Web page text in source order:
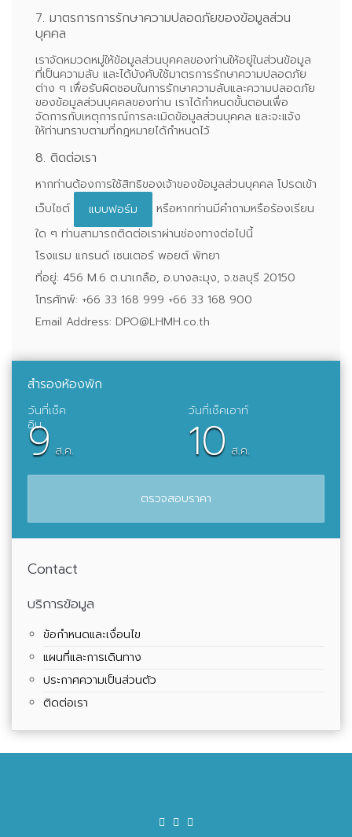
7. มาตรการการรักษาความปลอดภัยของข้อมูลส่วน
บุคคล
เราจัดหมวดหมู่ให้ข้อมูลส่วนบุคคลของท่านให้อยู่ในส่วนข้อมูล
ที่เป็นความลับ และได้บังคับใช้มาตรการรักษาความปลอดภัย
ต่าง ๆ เพื่อรับผิดชอบในการรักษาความลับและความปลอดภัย
ของข้อมูลส่วนบุคคลของท่าน เราได้กำหนดขั้นตอนเพื่อ
จัดการกับเหตุการณ์การละเมิดข้อมูลส่วนบุคคล และจะแจ้ง
ให้ท่านทราบตามที่กฎหมายได้กำหนดไว้
8. ติดต่อเรา
หากท่านต้องการใช้สิทธิของเจ้าของข้อมูลส่วนบุคคล โปรดเข้า
เว็บไซต์
แบบฟอร์ม
หรือหากท่านมีคำถามหรือร้องเรียน
ใด ๆ ท่านสามารถติดต่อเราผ่านช่องทางต่อไปนี้
โรงแรม แกรนด์ เซนเตอร์ พอยต์ พัทยา
ที่อยู่: 456 M.6 ต.นาเกลือ, อ.บางละมุง, จ.ชลบุรี 20150
โทรศัทพ์: +66 33 168 999 +66 33 168 900
Email Address: DPO@LHMH.co.th
สำรองห้องพัก
9 ส.ค. 10 ส.ค.
ตรวจสอบราคา
Contact
บริการข้อมูล
ข้อกำหนดและเงื่อนไข
แผนที่และการเดินทาง
ประกาศความเป็นส่วนตัว
ติดต่อเรา